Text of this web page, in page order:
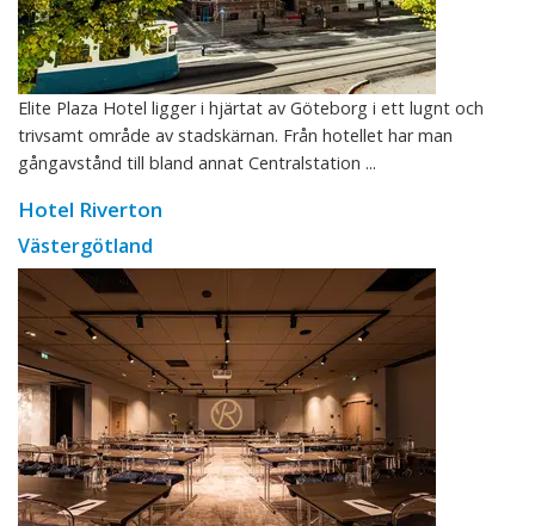
Elite Plaza Hotel ligger i hjärtat av Göteborg i ett lugnt och
trivsamt område av stadskärnan. Från hotellet har man
gångavstånd till bland annat Centralstation ...
Hotel Riverton
Västergötland